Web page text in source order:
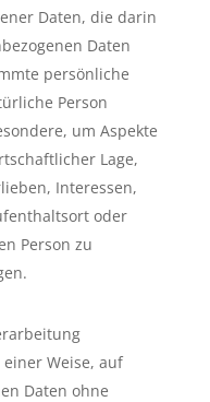
Daten, die darin
Daten
persönliche
Person
um Aspekte
Lage,
Interessen,
oder
Person zu
Weise, auf
Daten ohne